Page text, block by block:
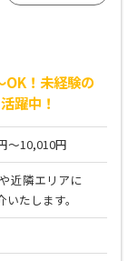
OK！未経験の
躍中！
～10,010円
近隣エリアに
たします。